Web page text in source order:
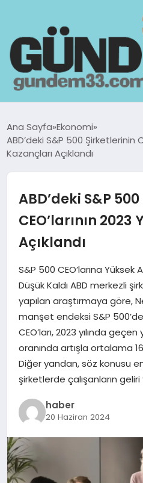
GÜNDEM
TEKNOLOJI
EKONOMI
MAGAZIN
Ana Sayfa Ekonomi
ABD’deki S&P 500 Şirketlerinin
Kazançları Açıklandı
ABD’deki S&P
CEO’larının 2023
Açıklandı
S&P 500 CEO’larına Yüksek
Düşük Kaldı ABD merkezli
yapılan araştırmaya göre,
manşet endeksi S&P
CEO’ları, 2023 yılında
oranında artışla ortalama
Diğer yandan, söz konusu
şirketlerde çalışanların
haber
20 Haziran 2024